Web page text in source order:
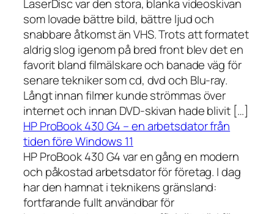
LaserDisc var den stora, blanka videoskivan
som lovade bättre bild, bättre ljud och
snabbare åtkomst än VHS. Trots att formatet
aldrig slog igenom på bred front blev det en
favorit bland filmälskare och banade väg för
senare tekniker som cd, dvd och Blu-ray.
Långt innan filmer kunde strömmas över
internet och innan DVD-skivan hade blivit […]
HP ProBook 430 G4 – en arbetsdator från
tiden före Windows 11
HP ProBook 430 G4 var en gång en modern
och påkostad arbetsdator för företag. I dag
har den hamnat i teknikens gränsland:
fortfarande fullt användbar för